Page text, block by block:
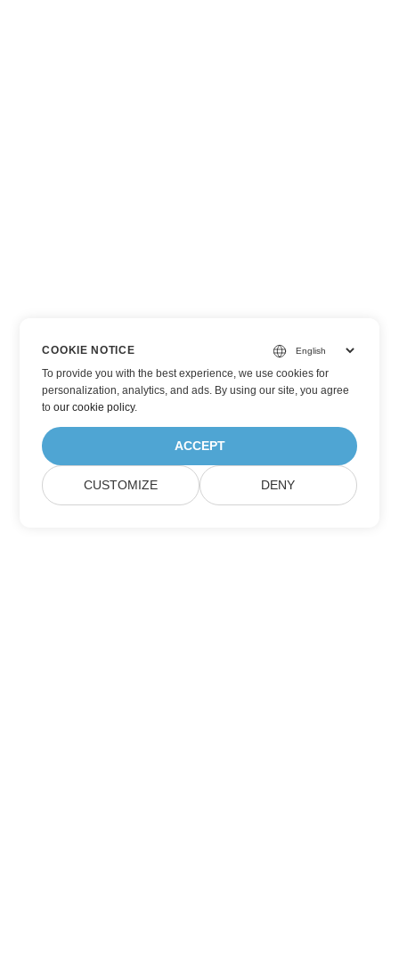
COOKIE NOTICE
To provide you with the best experience, we use cookies for
personalization, analytics, and ads. By using our site, you agree
toour cookie policy.
ACCEPT
CUSTOMIZE DENY